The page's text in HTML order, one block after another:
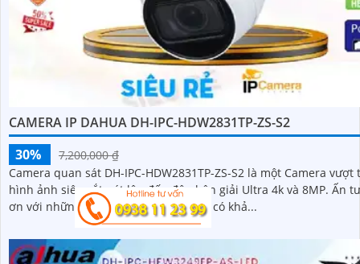
CAMERA IP DAHUA DH-IPC-HDW2831TP-ZS-S2
30%
7,200,000 ₫
Camera quan sát DH-IPC-HDW2831TP-ZS-S2 là một Camera
hình ảnh siêu sắt nét lên đến độ phân giải Ultra 4k và 8MP. Ấn tượng
ơn với những thông số là camera này có khả...